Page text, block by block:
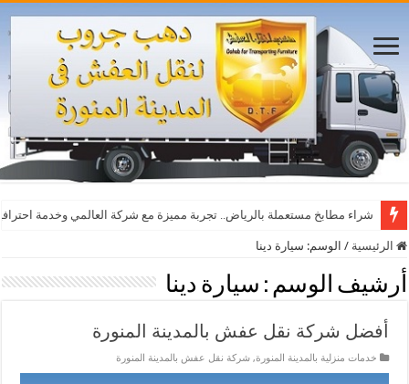
شراء مطابخ مستعملة بالرياض.. تجربة مميزة مع شركة العالمي وخدمة
أفضل مواقع مشاهدة مباريات اليوم بث مباشر بدون تقطيع
الرئيسية / الوسم: سيارة دينا
أرشيف الوسم : سيارة دينا
أفضل شركة نقل عفش بالمدينة المنورة
خدمات منزلية بالمدينة المنورة,شركة نقل عفش بالمدينة المنورة